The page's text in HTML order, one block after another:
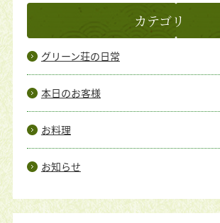
カテゴリ
グリーン荘の日常
本日のお客様
お料理
お知らせ